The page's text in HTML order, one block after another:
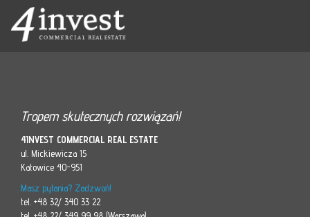
Tropem skutecznych rozwiązań!
4INVEST COMMERCIAL REAL ESTATE
ul. Mickiewicza 15
Katowice 40-951
Masz pytania? Zadzwoń!
tel. +48 32/ 340 33 22